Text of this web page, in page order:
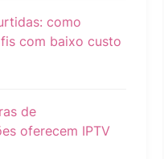
como
com baixo custo
de
oferecem IPTV